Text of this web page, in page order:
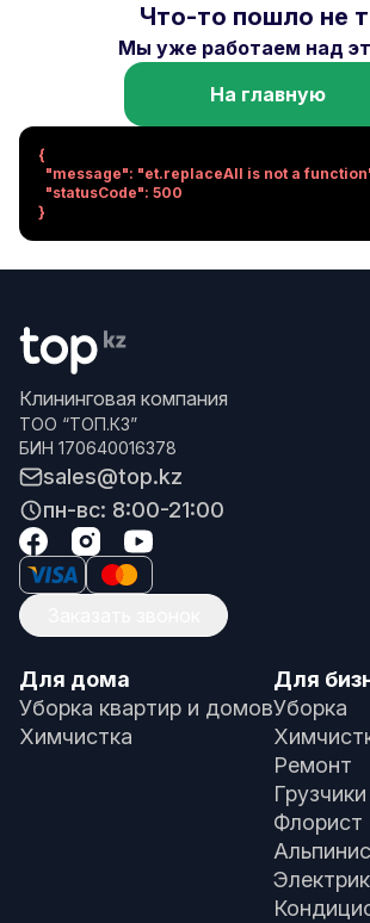
Что-то пошло не
Мы уже работаем над
На главную
{
}
Клининговая компания
ТОО “ТОП.КЗ”
БИН 170640016378
sales@top.kz
пн-вс: 8:00-21:00
Для дома
Уборка квартир и домов
Химчистка
Для
Уборка
Ремонт
Грузчики
Флорист